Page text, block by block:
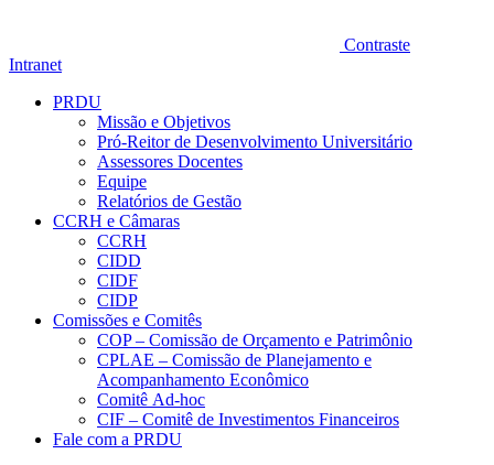
Contraste
Intranet
PRDU
Missão e Objetivos
Pró-Reitor de Desenvolvimento Universitário
Assessores Docentes
Equipe
Relatórios de Gestão
CCRH e Câmaras
CCRH
CIDD
CIDF
CIDP
Comissões e Comitês
COP – Comissão de Orçamento e Patrimônio
CPLAE – Comissão de Planejamento e
Acompanhamento Econômico
Comitê Ad-hoc
CIF – Comitê de Investimentos Financeiros
Fale com a PRDU